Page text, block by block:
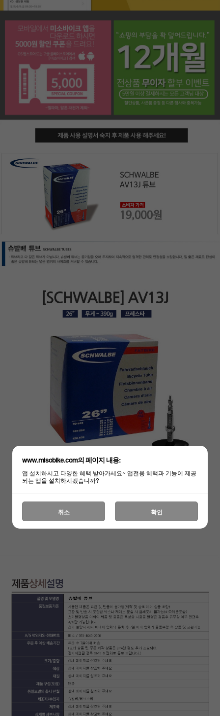
하세요!
www.misobike.com의 페이지 내용:
앱 설치하시고 다양한 혜택 받아가세요~ 앱전용 혜택과 기능이 제공
되는 앱을 설치하시겠습니까?
취소 확인